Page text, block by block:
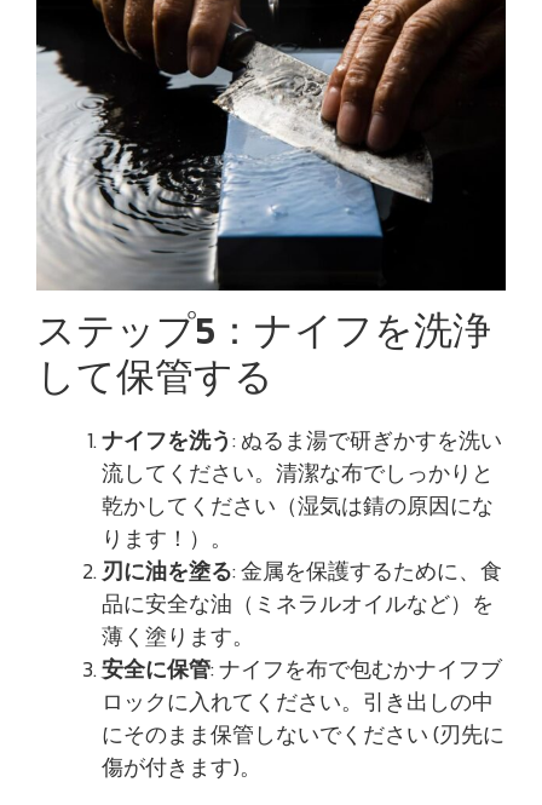
ステップ5：ナイフを洗浄
して保管する
ナイフを洗う: ぬるま湯で研ぎかすを洗い
流してください。清潔な布でしっかりと
乾かしてください（湿気は錆の原因にな
ります！）。
刃に油を塗る: 金属を保護するために、食
品に安全な油（ミネラルオイルなど）を
薄く塗ります。
安全に保管: ナイフを布で包むかナイフブ
ロックに入れてください。引き出しの中
にそのまま保管しないでください (刃先に
傷が付きます)。